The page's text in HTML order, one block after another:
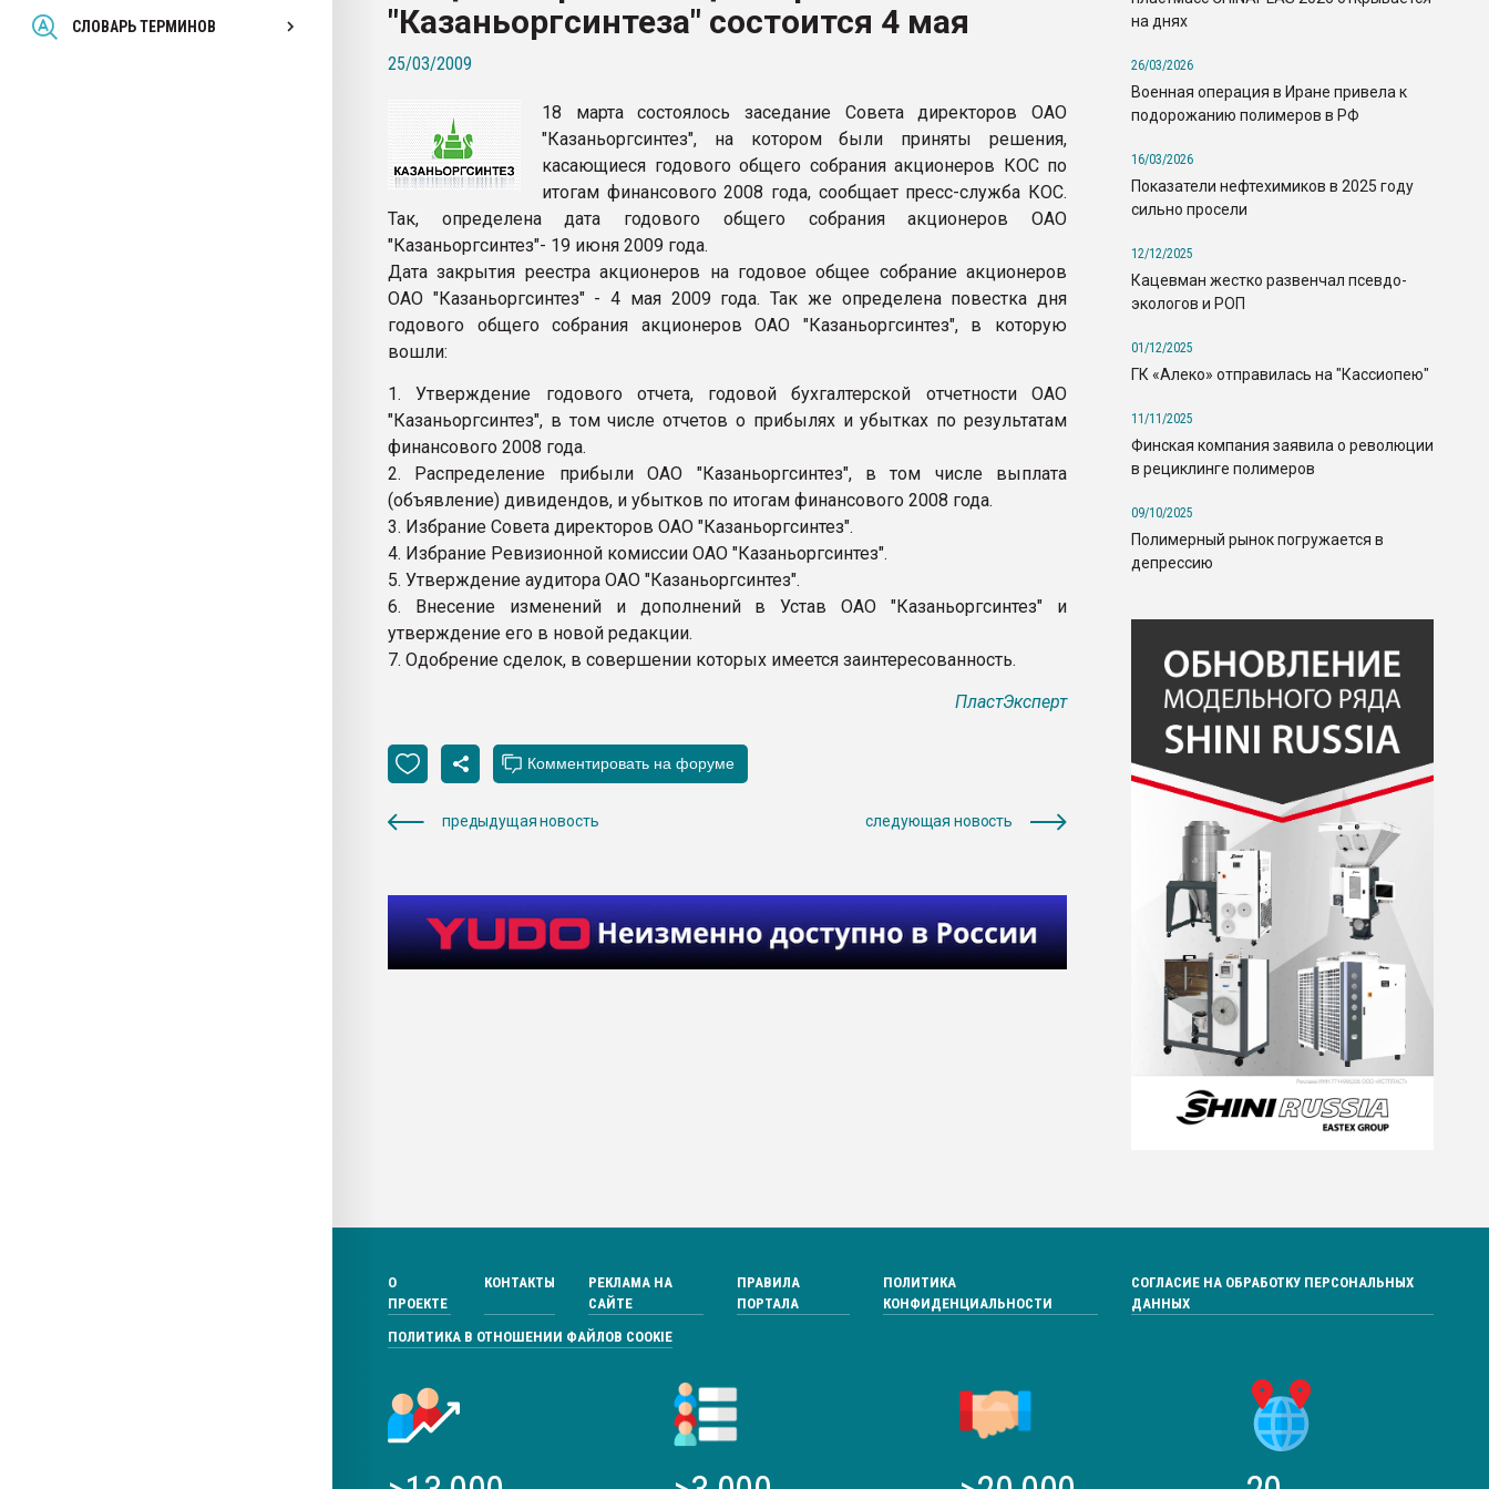
СЛОВАРЬ ТЕРМИНОВ
Всё, что касается выдува ПЭТ
ПЕРЕЙТИ НА ФОРУМ
"Казаньоргсинтеза" состоится 4 мая
25/03/2009
18 марта состоялось заседание Совета директоров ОАО
"Казаньоргсинтез", на котором были приняты решения,
касающиеся годового общего собрания акционеров КОС по
итогам финансового 2008 года, сообщает пресс-служба КОС.
Так, определена дата годового общего собрания акционеров ОАО
"Казаньоргсинтез"- 19 июня 2009 года.
Дата закрытия реестра акционеров на годовое общее собрание акционеров
ОАО "Казаньоргсинтез" - 4 мая 2009 года. Так же определена повестка дня
годового общего собрания акционеров ОАО "Казаньоргсинтез", в которую
вошли:
1. Утверждение годового отчета, годовой бухгалтерской отчетности ОАО
"Казаньоргсинтез", в том числе отчетов о прибылях и убытках по результатам
финансового 2008 года.
2. Распределение прибыли ОАО "Казаньоргсинтез", в том числе выплата
(объявление) дивидендов, и убытков по итогам финансового 2008 года.
3. Избрание Совета директоров ОАО "Казаньоргсинтез".
4. Избрание Ревизионной комиссии ОАО "Казаньоргсинтез".
5. Утверждение аудитора ОАО "Казаньоргсинтез".
6. Внесение изменений и дополнений в Устав ОАО "Казаньоргсинтез" и
утверждение его в новой редакции.
7. Одобрение сделок, в совершении которых имеется заинтересованность.
ПластЭксперт
предыдущая новость следующая новость
на днях
26/03/2026
Военная операция в Иране привела к
подорожанию полимеров в РФ
16/03/2026
Показатели нефтехимиков в 2025 году
сильно просели
12/12/2025
Кацевман жестко развенчал псевдо-
экологов и РОП
01/12/2025
ГК «Алеко» отправилась на "Кассиопею"
11/11/2025
Финская компания заявила о революции
в рециклинге полимеров
09/10/2025
Полимерный рынок погружается в
депрессию
О
ПРОЕКТЕ
КОНТАКТЫ
РЕКЛАМА НА
САЙТЕ
ПРАВИЛА
ПОРТАЛА
ПОЛИТИКА
КОНФИДЕНЦИАЛЬНОСТИ
СОГЛАСИЕ НА ОБРАБОТКУ ПЕРСОНАЛЬНЫХ
ДАННЫХ
ПОЛИТИКА В ОТНОШЕНИИ ФАЙЛОВ COOKIE